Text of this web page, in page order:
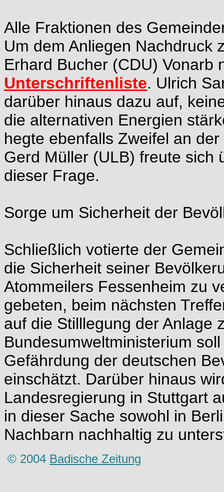
Alle Fraktionen des
Um dem Anliegen Nachdruck
Erhard Bucher (CDU) Vonarb
Unterschriftenliste. Ulrich
darüber hinaus dazu auf,
die alternativen Energien
hegte ebenfalls Zweifel an
Gerd Müller (ULB) freute sich
dieser Frage.
Sorge um Sicherheit der
Schließlich votierte der
die Sicherheit seiner
Atommeilers Fessenheim zu
gebeten, beim nächsten
auf die Stilllegung der Anlage
Bundesumweltministerium
Gefährdung der deutschen
einschätzt. Darüber hinaus
Landesregierung in Stuttgart
in dieser Sache sowohl in
Nachbarn nachhaltig zu
© 2004 Badische Zeitung